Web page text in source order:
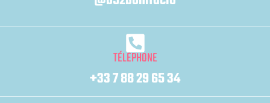
TÉLÉPHONE
+33 7 88 29 65 34